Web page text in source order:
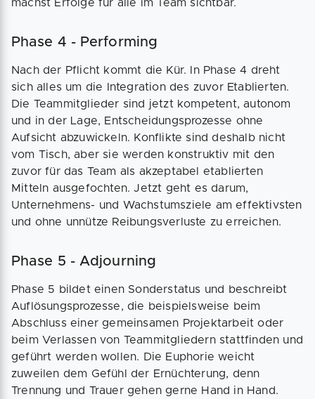
machst Erfolge für alle im Team sichtbar.
Phase 4 - Performing
Nach der Pflicht kommt die Kür. In Phase 4 dreht
sich alles um die Integration des zuvor Etablierten.
Die Teammitglieder sind jetzt kompetent, autonom
und in der Lage, Entscheidungsprozesse ohne
Aufsicht abzuwickeln. Konflikte sind deshalb nicht
vom Tisch, aber sie werden konstruktiv mit den
zuvor für das Team als akzeptabel etablierten
Mitteln ausgefochten. Jetzt geht es darum,
Unternehmens- und Wachstumsziele am effektivsten
und ohne unnütze Reibungsverluste zu erreichen.
Phase 5 - Adjourning
Phase 5 bildet einen Sonderstatus und beschreibt
Auflösungsprozesse, die beispielsweise beim
Abschluss einer gemeinsamen Projektarbeit oder
beim Verlassen von Teammitgliedern stattfinden und
geführt werden wollen. Die Euphorie weicht
zuweilen dem Gefühl der Ernüchterung, denn
Trennung und Trauer gehen gerne Hand in Hand.